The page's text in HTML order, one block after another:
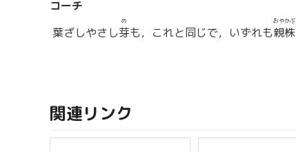
コーチ
葉ざしやさし芽
め
も，これと同じで，いずれも親株
おやかぶ
関連リンク